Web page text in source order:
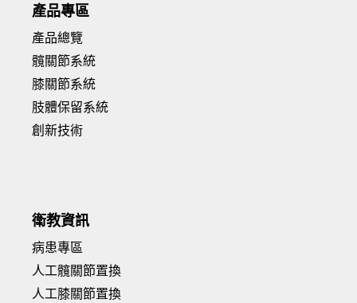
產品專區
產品總覽
髖關節系統
膝關節系統
肢體保留系統
創新技術
衛教資訊
病患專區
人工髖關節置換
人工膝關節置換